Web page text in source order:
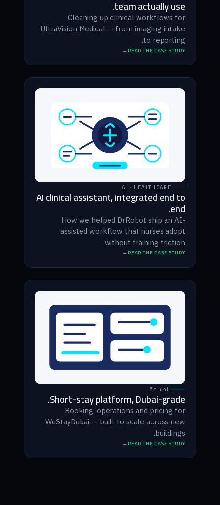
team actually use.
Cleaning up clinical workflows for
UltraVision Medical — from imaging intake
to reporting.
READ THE CASE STUDY
AI · HEALTHCARE
AI clinical assistant, integrated end to
end.
How we helped DrRobot ship an AI-
assisted workflow that nurses adopt
without training friction.
READ THE CASE STUDY
الضيافة
Short-stay platform, Dubai-grade.
Booking, operations and pricing for
WeStayDubai — built to scale across new
buildings.
READ THE CASE STUDY